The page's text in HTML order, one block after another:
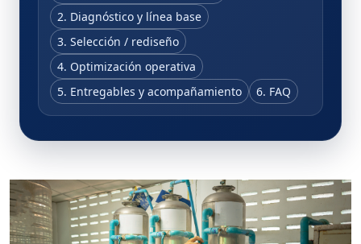
2. Diagnóstico y línea base
3. Selección / rediseño
4. Optimización operativa
5. Entregables y acompañamiento
6. FAQ